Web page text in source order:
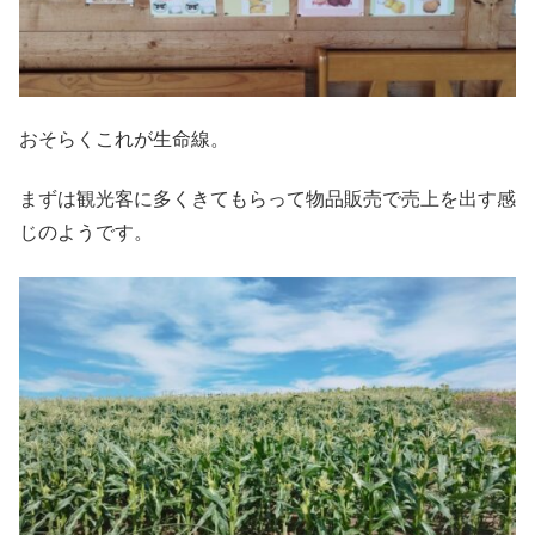
おそらくこれが生命線。
まずは観光客に多くきてもらって物品販売で売上を出す感
じのようです。